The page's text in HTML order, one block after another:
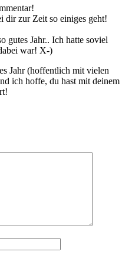
dir zur Zeit so einiges geht!
gutes Jahr.. Ich hatte soviel
war! X-)
Jahr (hoffentlich mit vielen
ich hoffe, du hast mit deinem